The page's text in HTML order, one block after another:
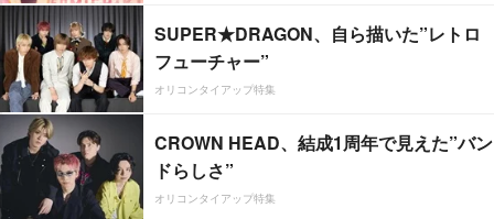
SUPER★DRAGON、自ら描いた”レトロ
フューチャー”
オリコンタイアップ特集
CROWN HEAD、結成1周年で見えた”バン
ドらしさ”
オリコンタイアップ特集